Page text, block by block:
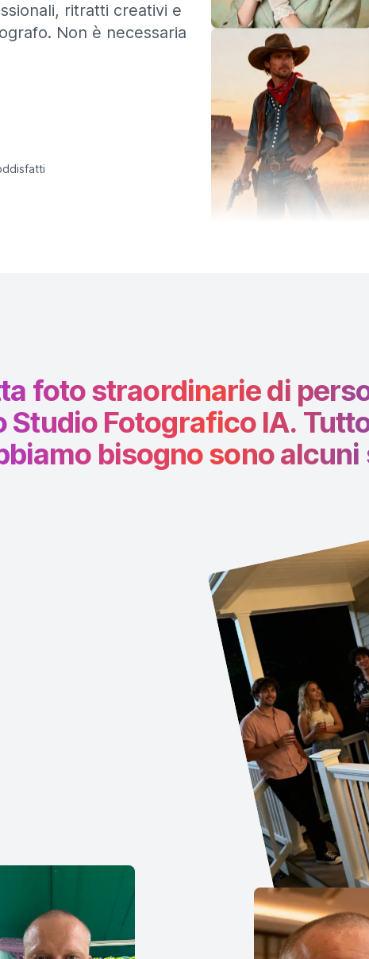
ritratti creativi e
Non è necessaria
foto straordinarie di
Studio Fotografico IA.
bisogno sono alcuni